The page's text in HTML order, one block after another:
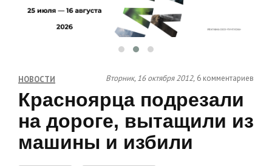
НОВОСТИ Вторник, 16 октября 2012, 6 комментариев
Красноярца подрезали
на дороге, вытащили из
машины и избили